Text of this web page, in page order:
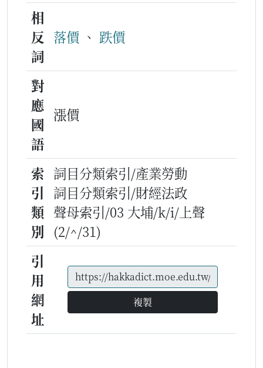
相
反
詞
落價 、 跌價
對
應
國
語
漲價
索
引
類
別
詞目分類索引/產業勞動
詞目分類索引/財經法政
聲母索引/03 大埔/k/i/上聲
(2/^/31)
引
用
網
址
複製